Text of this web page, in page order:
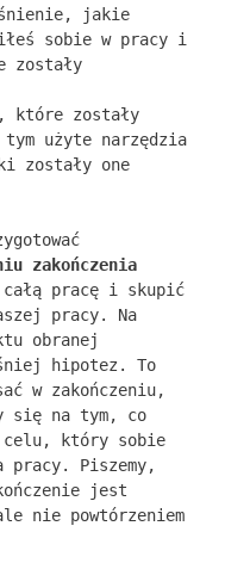
jakie
sobie w pracy i
zostały
które zostały
użyte narzędzia
zostały one
zakończenia
pracę i skupić
pracy. Na
obranej
hipotez. To
w zakończeniu,
się na tym, co
celu, który sobie
pracy. Piszemy,
jest
nie powtórzeniem